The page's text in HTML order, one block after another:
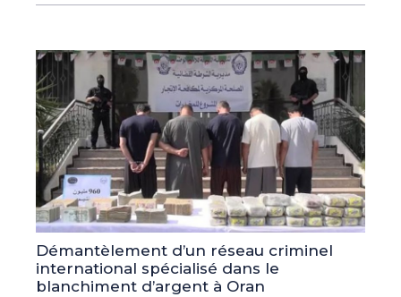
Démantèlement d’un réseau criminel
international spécialisé dans le
blanchiment d’argent à Oran